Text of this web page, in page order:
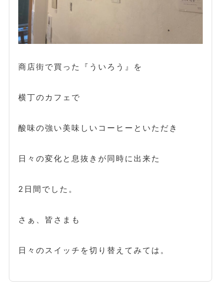
商店街で買った『ういろう』を
横丁のカフェで
酸味の強い美味しいコーヒーといただき
日々の変化と息抜きが同時に出来た
2日間でした。
さぁ、皆さまも
日々のスイッチを切り替えてみては。